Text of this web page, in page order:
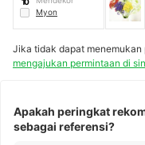
Myon
Jika tidak dapat
mengajukan permintaan di
Apakah peringkat
sebagai referensi?